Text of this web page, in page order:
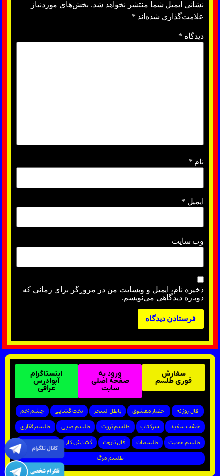
نشانی ایمیل شما منتشر نخواهد شد. بخش‌های موردنیاز
علامت‌گذاری شده‌اند *
دیدگاه *
نام *
ایمیل *
وب‌ سایت
ذخیره نام، ایمیل و وبسایت من در مرورگر برای زمانی که
دوباره دیدگاهی می‌نویسم.
سفارش
فوری طلسم
ورود به
صفحه اصلی
سایت
اینستاگرام
ابوادرس
عراقی
فال روزانه احضار معشوق باطل السحر بخت گشایی
چشم زخم
خشت سفید
سرکتاب طلسم ثروت طلسم صبی
طلسم لاتاری
طلسم محبت
طلسمات فال تاروت گشایش کار
پیروزی در دادگاه
طلسم مرگ